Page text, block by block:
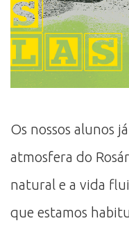
Os nossos alunos
atmosfera do
natural e a vida
que estamos